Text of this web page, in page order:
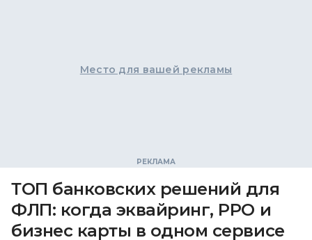
Место для вашей рекламы
ТОП банковских решений для
ФЛП: когда эквайринг, РРО и
бизнес карты в одном сервисе